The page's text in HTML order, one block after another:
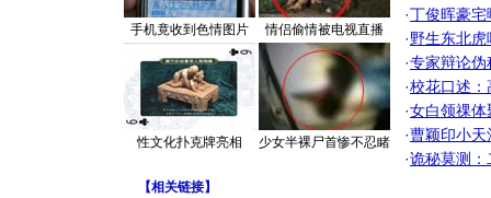
手机竟收到色情图片 情侣偷情被电视直播
性文化扑克牌亮相 少女半裸尸首惨不忍睹
·丁俊晖豪
·野生东北
·专家辩论伪
·校花口述：
·女白领祼体
·曹颖印小天
·诡秘莫测：
【相关链接】